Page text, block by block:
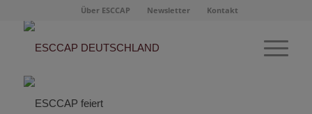
Über ESCCAP Newsletter Kontakt